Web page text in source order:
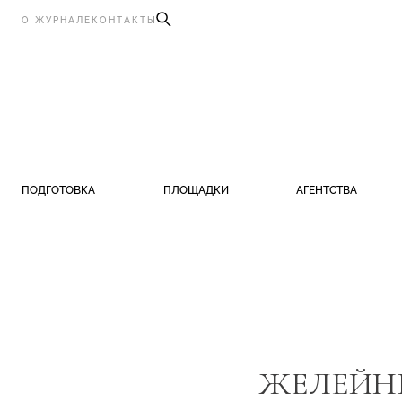
О ЖУРНАЛЕ КОНТАКТЫ
ПОДГОТОВКА ПЛОЩАДКИ АГЕНТСТВА